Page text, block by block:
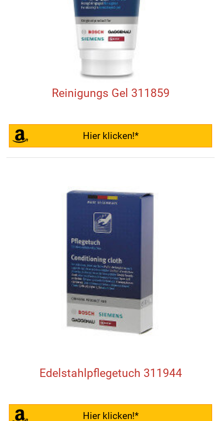
Reinigungs Gel 311859
Hier klicken!*
Edelstahlpflegetuch 311944
Hier klicken!*